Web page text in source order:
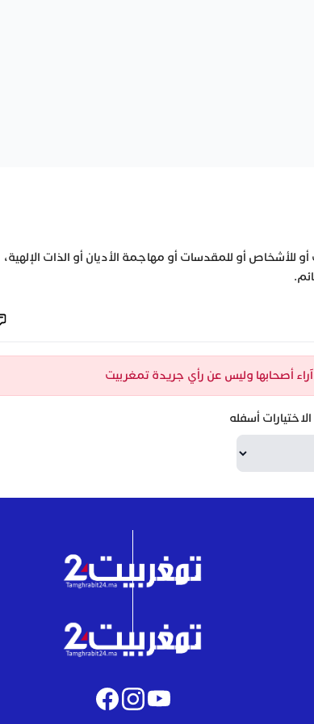
للأشخاص أو للمقدسات أو مهاجمة الأديان أو الذات الإلهية،
آراء أصحابها وليس عن رأي جريدة تمغربيت
أسفله